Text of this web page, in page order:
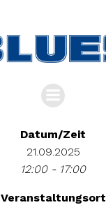
springen
Datum/Zeit
21.09.2025
12:00 - 17:00
Veranstaltungsort